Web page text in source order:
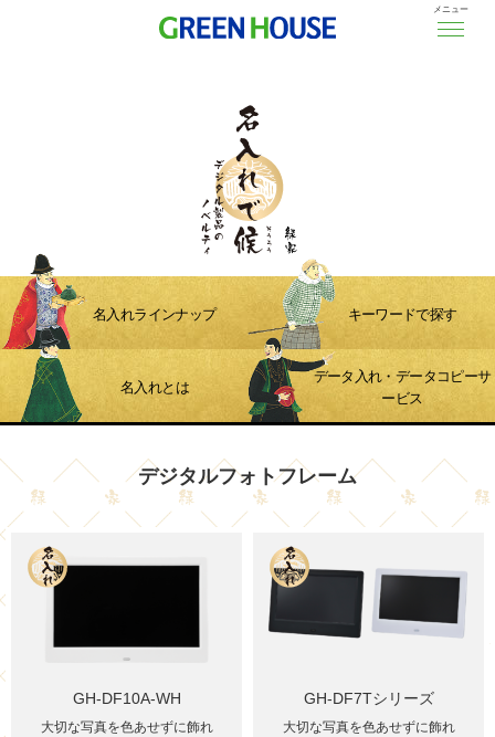
メニュー
名入れラインナップ キーワードで探す
名入れとは
データ入れ・データコピーサ
ービス
デジタルフォトフレーム
GH-DF10A-WH
大切な写真を色あせずに飾れ
GH-DF7Tシリーズ
大切な写真を色あせずに飾れ